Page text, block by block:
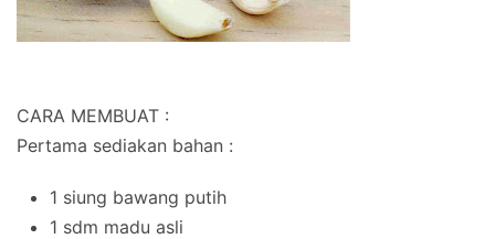
CARA MEMBUAT :
Pertama sediakan bahan :
1 siung bawang putih
1 sdm madu asli